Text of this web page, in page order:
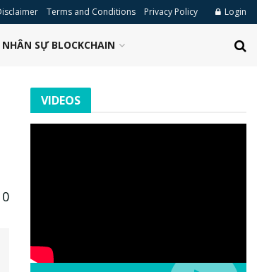
Terms and Conditions Privacy Policy Login
NHÂN SỰ BLOCKCHAIN
0
VIDEOS